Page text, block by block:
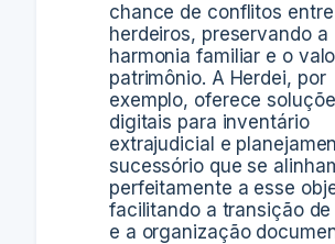
chance de conflitos entre
herdeiros, preservando a
harmonia familiar e o
patrimônio. A Herdei, por
exemplo, oferece
digitais para inventário
extrajudicial e
sucessório que se
perfeitamente a esse
facilitando a transição de
e a organização